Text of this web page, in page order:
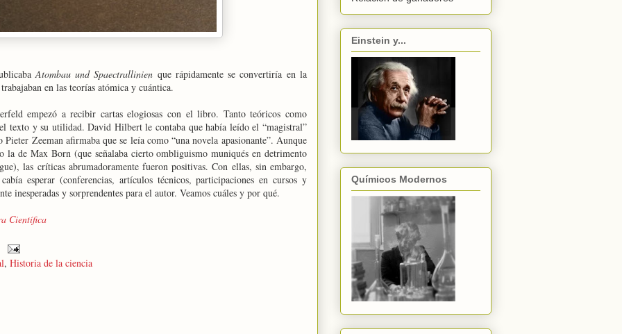
Atombau und Spaectrallinien que rápidamente se convertiría en la
en las teorías atómica y cuántica.
empezó a recibir cartas elogiosas con el libro. Tanto teóricos como
texto y su utilidad. David Hilbert le contaba que había leído el “magistral”
Zeeman afirmaba que se leía como “una novela apasionante”. Aunque
la de Max Born (que señalaba cierto ombliguismo muniqués en detrimento
las críticas abrumadoramente fueron positivas. Con ellas, sin embargo,
esperar (conferencias, artículos técnicos, participaciones en cursos y
inesperadas y sorprendentes para el autor. Veamos cuáles y por qué.
Científica
, Historia de la ciencia
Einstein y...
Químicos Modernos